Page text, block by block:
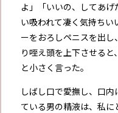
よ」「いいの、してあ
い吸われて凄く気持ち
ーをおろしペニスを出し
り咥え頭を上下させると
と小さく言った。
しばし口で愛撫し、口
ている男の精液は、私に